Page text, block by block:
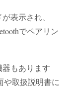
表示され、
でペアリン
器もあります
や取扱説明書に